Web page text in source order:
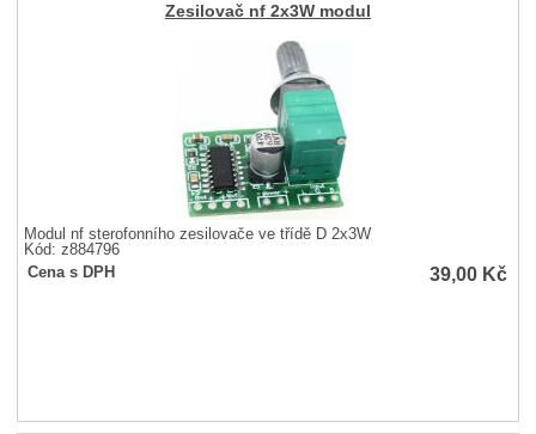
Zesilovač nf 2x3W modul
Modul nf sterofonního zesilovače ve třídě D 2x3W
Kód: z884796
Cena s DPH
39,00 Kč